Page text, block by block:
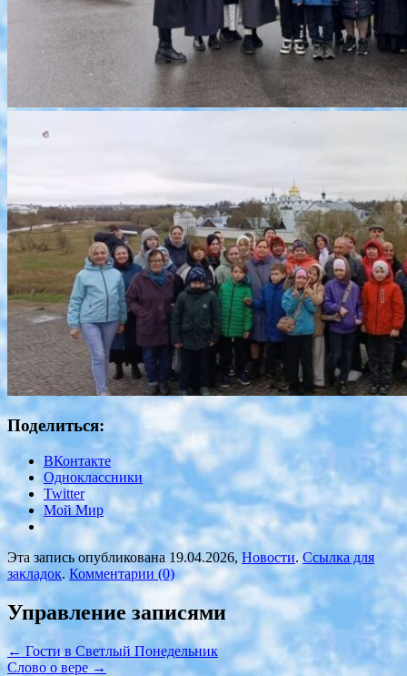
Поделиться:
ВКонтакте
Одноклассники
Twitter
Мой Мир
Эта запись опубликована 19.04.2026, Новости. Ссылка для
закладок. Комментарии (0)
Управление записями
← Гости в Светлый Понедельник
Слово о вере→